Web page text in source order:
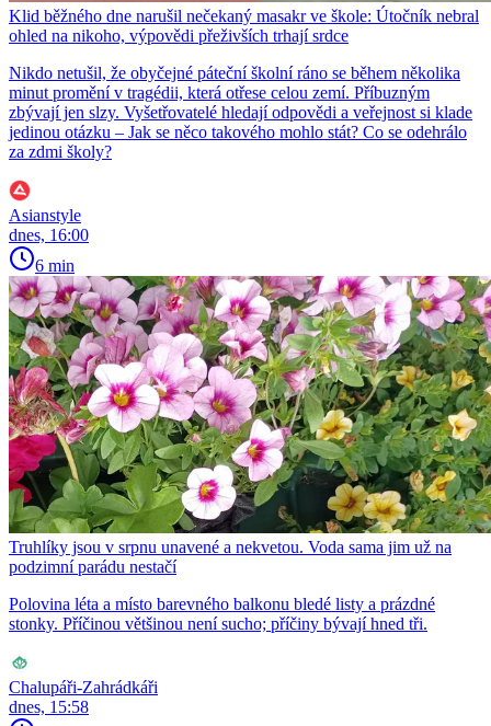
Klid běžného dne narušil nečekaný masakr ve škole: Útočník nebral
ohled na nikoho, výpovědi přeživších trhají srdce
Nikdo netušil, že obyčejné páteční školní ráno se během několika
minut promění v tragédii, která otřese celou zemí. Příbuzným
zbývají jen slzy. Vyšetřovatelé hledají odpovědi a veřejnost si klade
jedinou otázku – Jak se něco takového mohlo stát? Co se odehrálo
za zdmi školy?
Asianstyle
dnes, 16:00
6 min
Truhlíky jsou v srpnu unavené a nekvetou. Voda sama jim už na
podzimní parádu nestačí
Polovina léta a místo barevného balkonu bledé listy a prázdné
stonky. Příčinou většinou není sucho; příčiny bývají hned tři.
Chalupáři-Zahrádkáři
dnes, 15:58